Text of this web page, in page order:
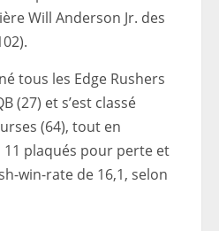
Will Anderson Jr. des
tous les Edge Rushers
(27) et s’est classé
(64), tout en
11 plaqués pour perte et
win-rate de 16,1, selon